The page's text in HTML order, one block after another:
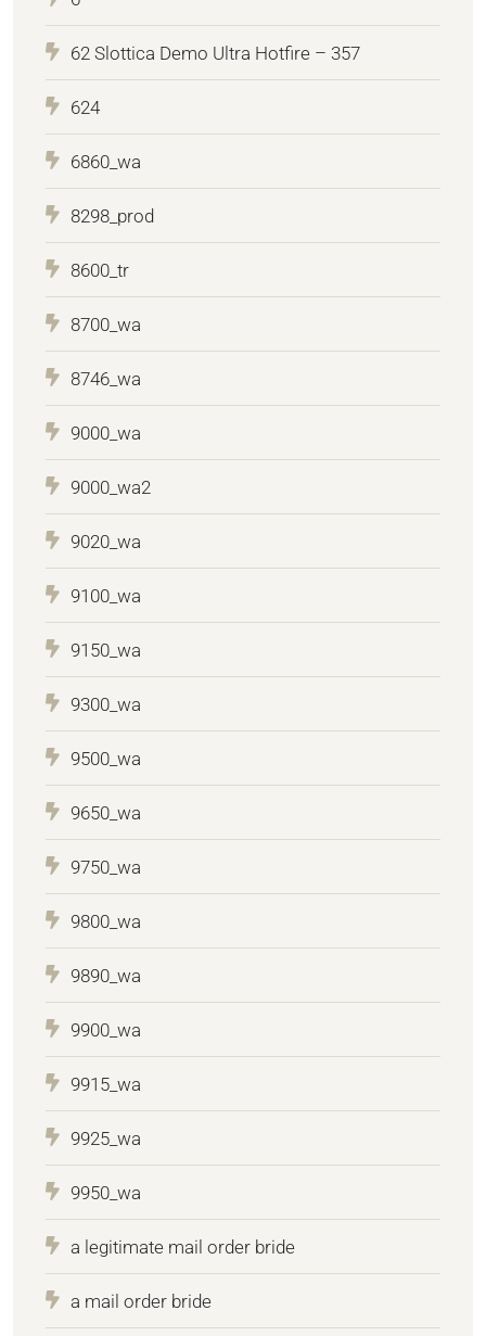
62 Slottica Demo Ultra Hotfire – 357
624
6860_wa
8298_prod
8600_tr
8700_wa
8746_wa
9000_wa
9000_wa2
9020_wa
9100_wa
9150_wa
9300_wa
9500_wa
9650_wa
9750_wa
9800_wa
9890_wa
9900_wa
9915_wa
9925_wa
9950_wa
a legitimate mail order bride
a mail order bride